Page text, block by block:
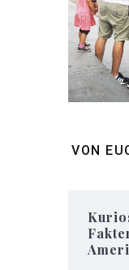
VON